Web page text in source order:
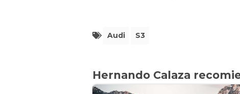
Audi S3
Hernando Calaza